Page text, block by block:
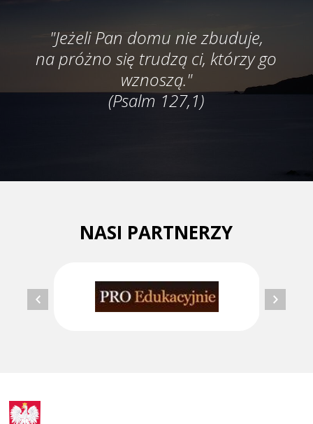
"Jeżeli Pan domu nie zbuduje,
na próżno się trudzą ci, którzy go
wznoszą."
(Psalm 127,1)
NASI PARTNERZY